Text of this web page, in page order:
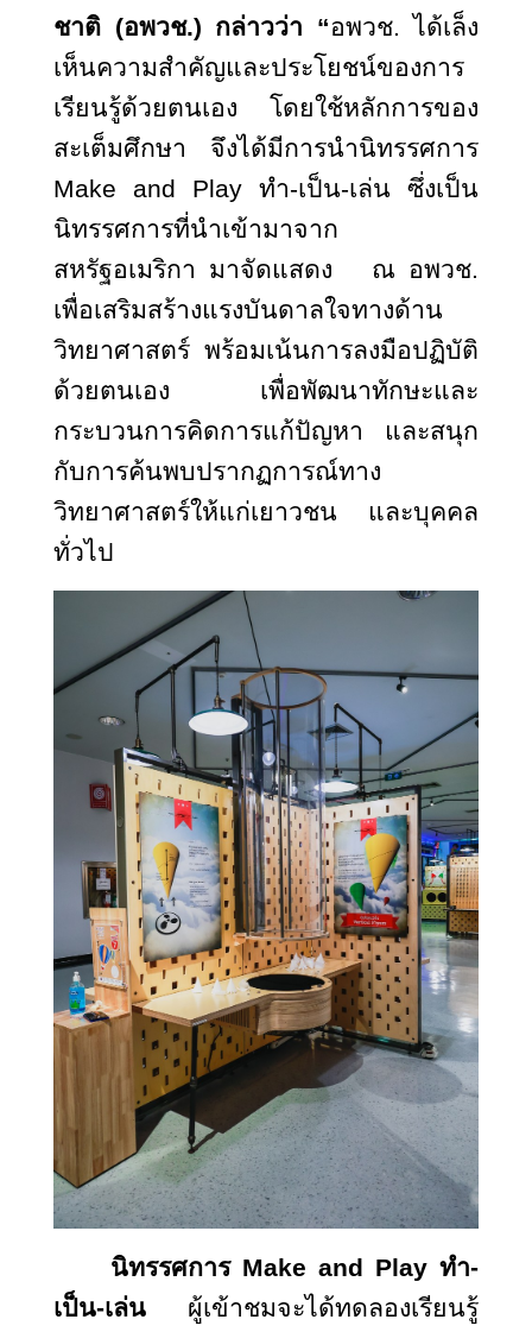
ชาติ (อพวช.) กล่าวว่า “อพวช. ได้เล็ง
เห็นความสำคัญและประโยชน์ของการ
เรียนรู้ด้วยตนเอง โดยใช้หลักการของ
สะเต็มศึกษา จึงได้มีการนำนิทรรศการ
Make and Play ทำ-เป็น-เล่น ซึ่งเป็น
นิทรรศการที่นำเข้ามาจาก
สหรัฐอเมริกา มาจัดแสดง ณ อพวช.
เพื่อเสริมสร้างแรงบันดาลใจทางด้าน
วิทยาศาสตร์ พร้อมเน้นการลงมือปฏิบัติ
ด้วยตนเอง เพื่อพัฒนาทักษะและ
กระบวนการคิดการแก้ปัญหา และสนุก
กับการค้นพบปรากฏการณ์ทาง
วิทยาศาสตร์ให้แก่เยาวชน และบุคคล
ทั่วไป
นิทรรศการ Make and Play ทำ-
เป็น-เล่น ผู้เข้าชมจะได้ทดลองเรียนรู้